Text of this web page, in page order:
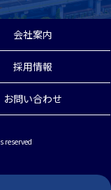
会社案内
採用情報
お問い合わせ
reserved